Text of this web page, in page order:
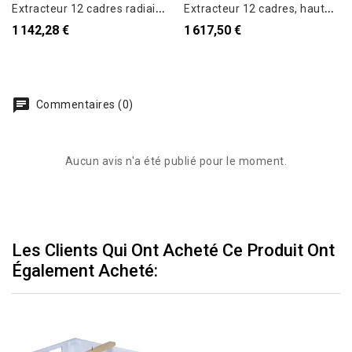
E
xtracteur 12 cadres radiaire Electrique KONIGIN, 2022
1 142,28 €
E
xtracteur 12 cadres, hauteur: 19-23 cm, radiaire, motorisé
1 617,50 €
Commentaires (0)
Aucun avis n'a été publié pour le moment.
Les Clients Qui Ont Acheté Ce Produit Ont
Également Acheté: